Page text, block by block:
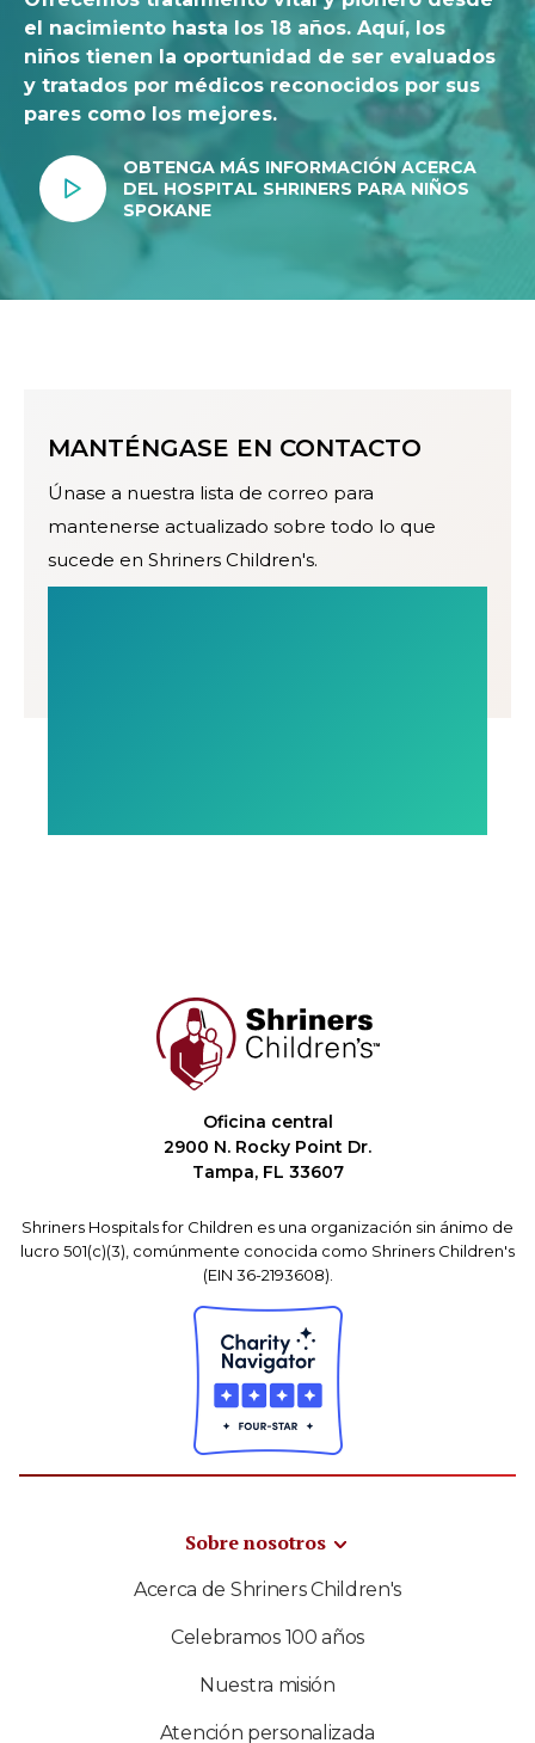
el nacimiento hasta los 18 años. Aquí, los
niños tienen la oportunidad de ser evaluados
y tratados por médicos reconocidos por sus
pares como los mejores.
OBTENGA MÁS INFORMACIÓN ACERCA
DEL HOSPITAL SHRINERS PARA NIÑOS
SPOKANE
MANTÉNGASE EN CONTACTO
Únase a nuestra lista de correo para
mantenerse actualizado sobre todo lo que
sucede en Shriners Children's.
Oficina central
2900 N. Rocky Point Dr.
Tampa, FL 33607
Shriners Hospitals for Children es una organización sin ánimo de
lucro 501(c)(3), comúnmente conocida como Shriners Children's
(EIN 36-2193608).
Sobre nosotros
Acerca de Shriners Children's
Celebramos 100 años
Nuestra misión
Atención personalizada